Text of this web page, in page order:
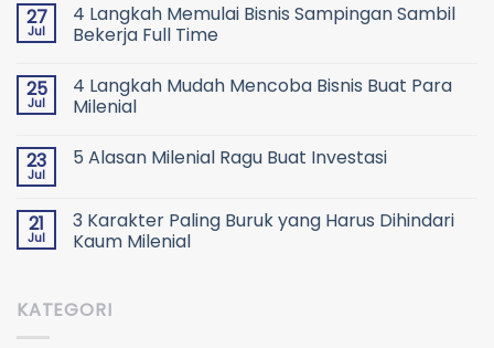
27
Jul
4 Langkah Memulai Bisnis Sampingan Sambil
Bekerja Full Time
25
Jul
4 Langkah Mudah Mencoba Bisnis Buat Para
Milenial
23
Jul
5 Alasan Milenial Ragu Buat Investasi
21
Jul
3 Karakter Paling Buruk yang Harus Dihindari
Kaum Milenial
KATEGORI